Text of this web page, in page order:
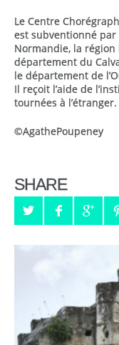
Le Centre
est subventionné
Normandie, la
département du
le département de
Il reçoit l’aide de
tournées à l’étranger.
©AgathePoupeney
SHARE